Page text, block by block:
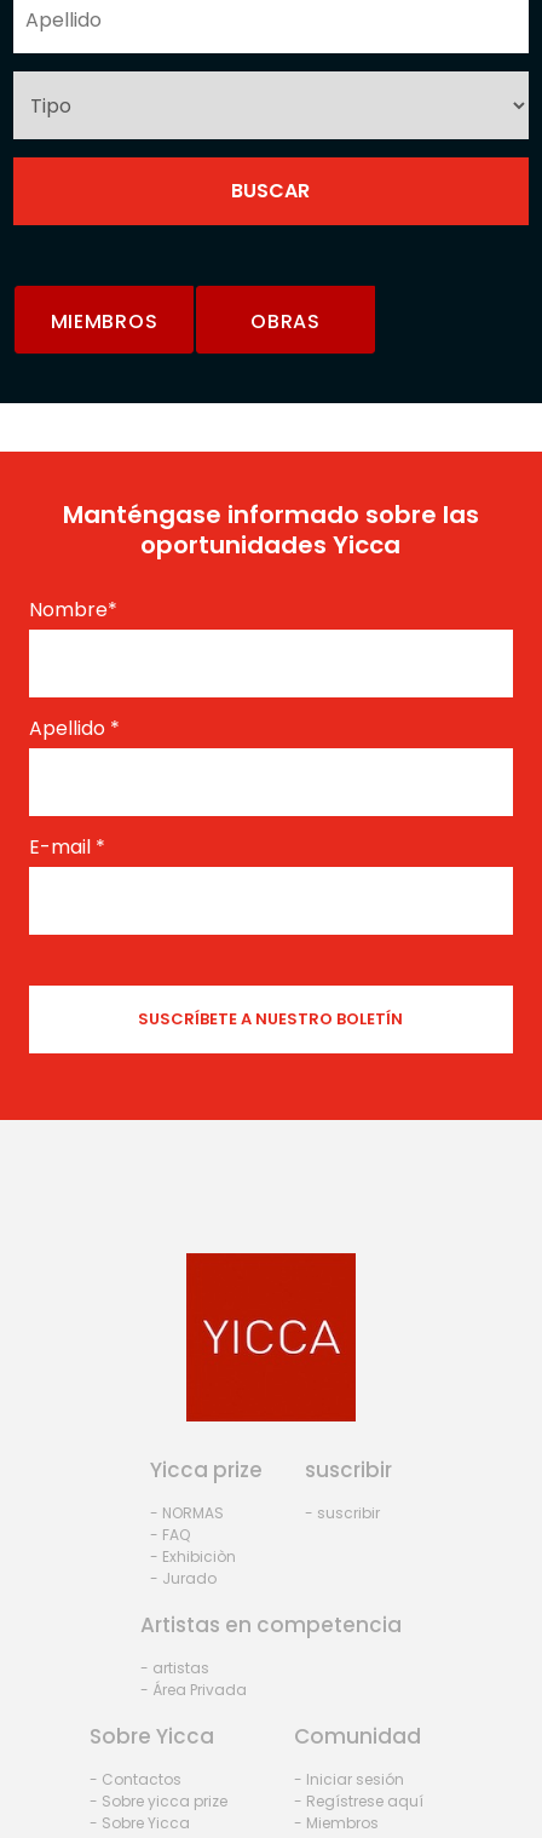
MIEMBROS OBRAS
Manténgase informado sobre las
oportunidades Yicca
Nombre*
Apellido *
E-mail *
Yicca prize
- NORMAS
- FAQ
- Exhibiciòn
- Jurado
suscribir
- suscribir
Artistas en competencia
- artistas
- Área Privada
Sobre Yicca
- Contactos
- Sobre yicca prize
- Sobre Yicca
Comunidad
- Iniciar sesión
- Regístrese aquí
- Miembros